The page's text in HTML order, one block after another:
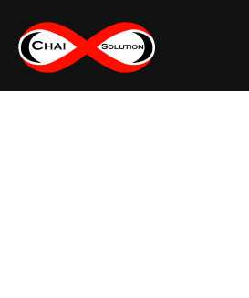
content
HIKVISION
เครื่อง
บันทึก